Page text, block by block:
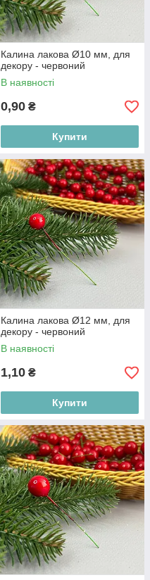
Калина лакова Ø10 мм, для
декору - червоний
В наявності
0,90 ₴
Купити
Калина лакова Ø12 мм, для
декору - червоний
В наявності
1,10 ₴
Купити